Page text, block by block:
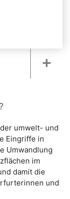
umwelt- und
Eingriffe in
Umwandlung
im
damit die
und